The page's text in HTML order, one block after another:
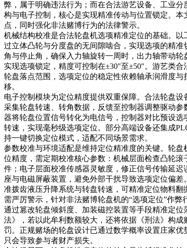
弊，属于明确违法行为；而在合法游艺设备、工业
构与电子控制，核心是实现精准传动与位置锁定。
点，同时强化非法赌博行为的法律警示。
机械结构校准是合法轮盘机选项精准定位的基础。
过立体凸轮与分度盘的无间隙啮合，实现选项的精
角与停止角，确保入力轴旋转一周时，出力轴带动
实现选项锁定，精度可控制在±30″至±50″。游艺类
轮盘落点范围，选项定位的稳定性依赖轴承润滑度
移。
电子控制模块为定位精度提供双重保障。合法轮盘
采集轮盘转速、转角数据，反馈至控制器调整驱动
器将轮盘位置信号转化为电信号，控制器对比预设
转速，实现毫秒级选项定位。部分高端设备还集成
持一键切换定位模式，适配不同场景需求。
参数校准与环境适配是维持定位精准度的关键。轮
位精度，需定期校准核心参数：机械层面检查凸轮
件；电子层面校准传感器灵敏度，修正信号传输延
座与电磁屏蔽装置，避免外部干扰导致选项定位偏
准拨齿液压升降系统与转盘转速，可精准定位物料翻
需严厉警示，针对非法赌博轮盘机的“选项定位”作
通过篡改轮盘倾斜度、加装磁控装置等手段精准定
法》，若以此牟利数额较大，还将依据《刑法》构
罚。正规赌场的轮盘设计已通过数学概率设置庄家
只会导致参与者财产损失。